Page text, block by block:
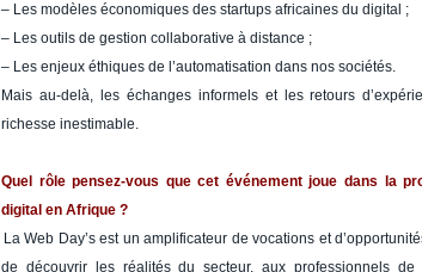
– Les modèles économiques des startups africaines du digital ;
– Les outils de gestion collaborative à distance ;
– Les enjeux éthiques de l’automatisation dans nos sociétés.
Mais au-delà, les échanges informels et les retours
richesse inestimable.
Quel rôle pensez-vous que cet événement joue dans la
digital en Afrique ?
La Web Day’s est un amplificateur de vocations et
de découvrir les réalités du secteur, aux professionnels de